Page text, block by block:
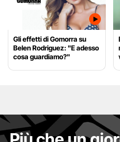
Gli effetti di Gomorra su
Belen Rodriguez: "E adesso
cosa guardiamo?"